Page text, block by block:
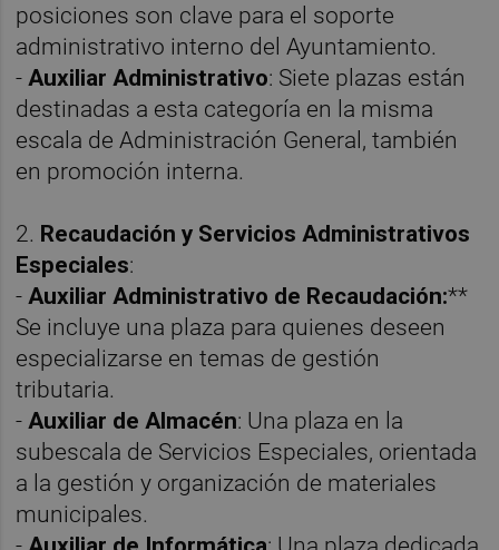
posiciones son clave para el soporte
administrativo interno del Ayuntamiento.
-Auxiliar Administrativo: Siete plazas están
destinadas a esta categoría en la misma
escala de Administración General, también
en promoción interna.
2. Recaudación y Servicios Administrativos
Especiales:
-Auxiliar Administrativo de Recaudación:**
Se incluye una plaza para quienes deseen
especializarse en temas de gestión
tributaria.
-Auxiliar de Almacén: Una plaza en la
subescala de Servicios Especiales, orientada
a la gestión y organización de materiales
municipales.